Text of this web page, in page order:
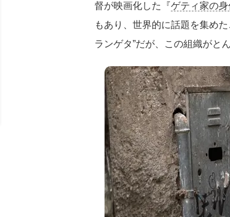
督が映画化した『ゲティ家の身
もあり、世界的に話題を集め
ランゲタ”だが、この組織がと